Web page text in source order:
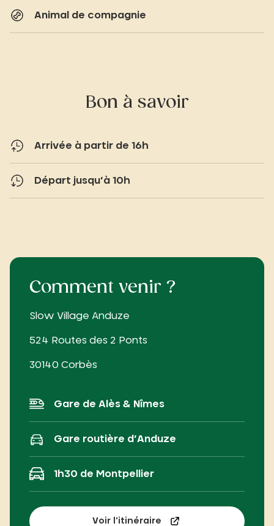
Animal de compagnie
Bon à savoir
Arrivée à partir de 16h
Départ jusqu’à 10h
Comment venir ?
Slow Village Anduze
524 Routes des 2 Ponts
30140 Corbès
Gare de Alès & Nîmes
Gare routière d’Anduze
1h30 de Montpellier
Voir l’itinéraire